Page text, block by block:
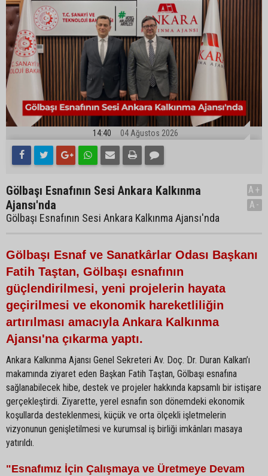
14:40 04 Ağustos 2026
Gölbaşı Esnafının Sesi Ankara Kalkınma
Ajansı'nda
Gölbaşı Esnafının Sesi Ankara Kalkınma Ajansı'nda
A+
A-
Gölbaşı Esnaf ve Sanatkârlar Odası Başkanı
Fatih Taştan, Gölbaşı esnafının
güçlendirilmesi, yeni projelerin hayata
geçirilmesi ve ekonomik hareketliliğin
artırılması amacıyla Ankara Kalkınma
Ajansı'na çıkarma yaptı.
Ankara Kalkınma Ajansı Genel Sekreteri Av. Doç. Dr. Duran Kalkan’ı
makamında ziyaret eden Başkan Fatih Taştan, Gölbaşı esnafına
sağlanabilecek hibe, destek ve projeler hakkında kapsamlı bir istişare
gerçekleştirdi. Ziyarette, yerel esnafın son dönemdeki ekonomik
koşullarda desteklenmesi, küçük ve orta ölçekli işletmelerin
vizyonunun genişletilmesi ve kurumsal iş birliği imkânları masaya
yatırıldı.
"Esnafımız İçin Çalışmaya ve Üretmeye Devam